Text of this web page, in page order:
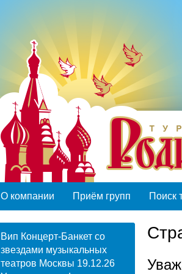
О компании Приём групп Поиск
Вип Концерт-Банкет со
звездами музыкальных
театров Москвы 19.12.26